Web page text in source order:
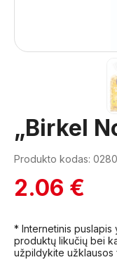
„Birkel
Produkto kodas:
2.06 €
* Internetinis puslapis
produktų likučių bei
užpildykite užklausos